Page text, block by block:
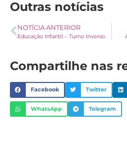
Outras notícias
NOTÍCIA ANTERIOR
Educação Infantil – Turno Inverso
Compartilhe nas
Facebook Twitter
WhatsApp Telegram